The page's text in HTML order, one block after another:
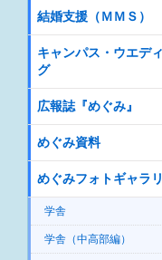
結婚支援（ＭＭＳ）
キャンパス・ウエデ
グ
広報誌『めぐみ』
めぐみ資料
めぐみフォトギャラ
学舎
学舎（中高部編）